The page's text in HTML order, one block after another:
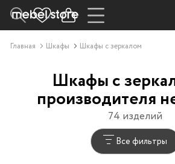
Главная Шкафы Шкафы с зеркалом
Шкафы с
производителя
74 изделий
Все фильтры